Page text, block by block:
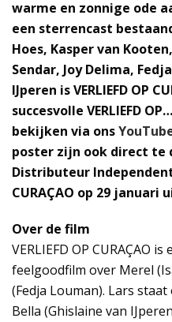
warme en zonnige ode
een sterrencast
Hoes, Kasper van
Sendar, Joy Delima,
IJperen is VERLIEFD OP
succesvolle VERLIEFD
bekijken via ons
poster zijn ook direct te
Distributeur Independent
CURAÇAO op 29 januari
Over de film
VERLIEFD OP CURAÇAO
feelgoodfilm over Merel
(Fedja Louman). Lars
Bella (Ghislaine van